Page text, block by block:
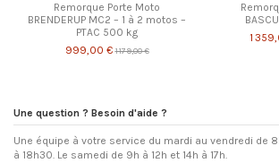
Remorque Porte Moto
BRENDERUP MC2 – 1 à 2 motos –
PTAC 500 kg
999,00 €1 179,00 €
1
Une question ? Besoin d'aide ?
Une équipe à votre service du mardi au vendredi de
à 18h30. Le samedi de 9h à 12h et 14h à 17h.